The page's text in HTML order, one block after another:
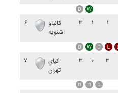
۶
کانياو
اشنويه
۳ ۱ ۱
۷
کياي
تهران
۳ ۰ ۳